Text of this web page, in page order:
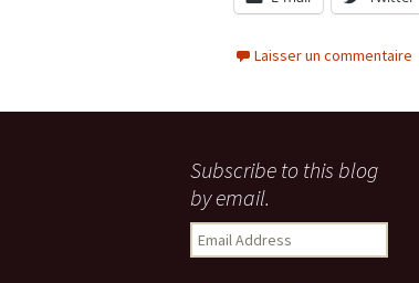
Laisser un commentaire
Subscribe to this blog
by email.
Email
Address